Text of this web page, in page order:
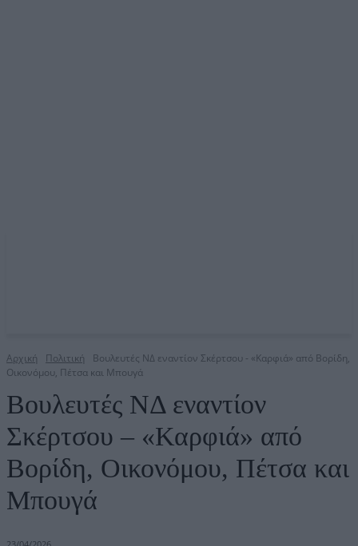
Αρχική Πολιτική
Βουλευτές ΝΔ εναντίον Σκέρτσου - «Καρφιά» από Βορίδη,
Οικονόμου, Πέτσα και Μπουγά
Βουλευτές ΝΔ εναντίον
Σκέρτσου – «Καρφιά» από
Βορίδη, Οικονόμου, Πέτσα και
Μπουγά